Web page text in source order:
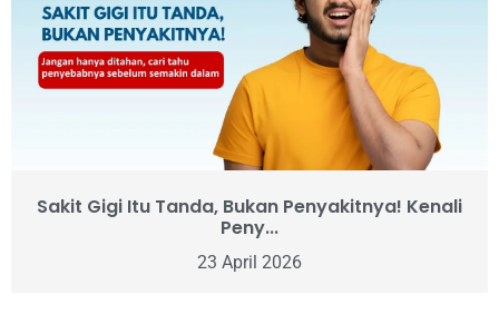
Sakit Gigi Itu Tanda, Bukan Penyakitnya! Kenali
Peny...
23 April 2026